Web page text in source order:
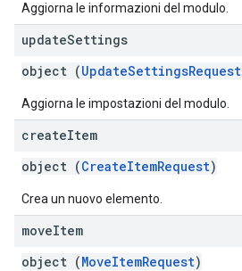
Aggiorna le informazioni del modulo.
updateSettings
object (UpdateSettingsRequest
Aggiorna le impostazioni del modulo.
createItem
object (CreateItemRequest)
Crea un nuovo elemento.
moveItem
object (MoveItemRequest)